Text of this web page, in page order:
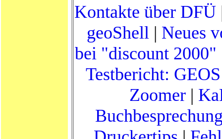
Kontakte über DFÜ
geoShell | Neues
bei "discount 2000"
Testbericht:
Zoomer|